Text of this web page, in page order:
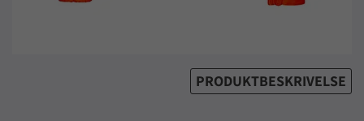
PRODUKTBESKRIVELSE